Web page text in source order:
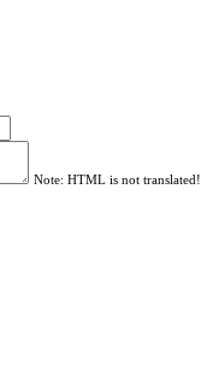
Note: HTML is not translated!